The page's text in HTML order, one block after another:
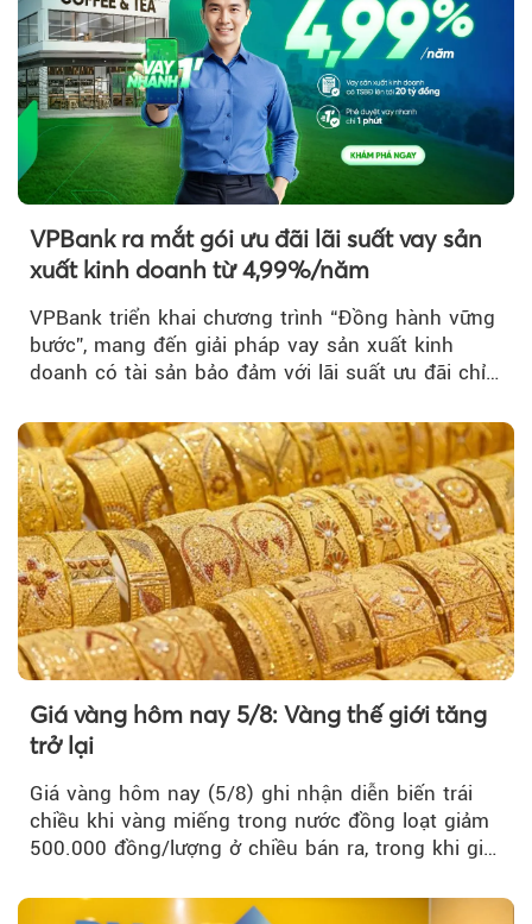
VPBank ra mắt gói ưu đãi lãi suất vay sản
xuất kinh doanh từ 4,99%/năm
VPBank triển khai chương trình “Đồng hành vững
bước”, mang đến giải pháp vay sản xuất kinh
doanh có tài sản bảo đảm với lãi suất ưu đãi chỉ
Giá vàng hôm nay 5/8: Vàng thế giới tăng
trở lại
Giá vàng hôm nay (5/8) ghi nhận diễn biến trái
chiều khi vàng miếng trong nước đồng loạt giảm
500.000 đồng/lượng ở chiều bán ra, trong khi giá
thương hiệu.